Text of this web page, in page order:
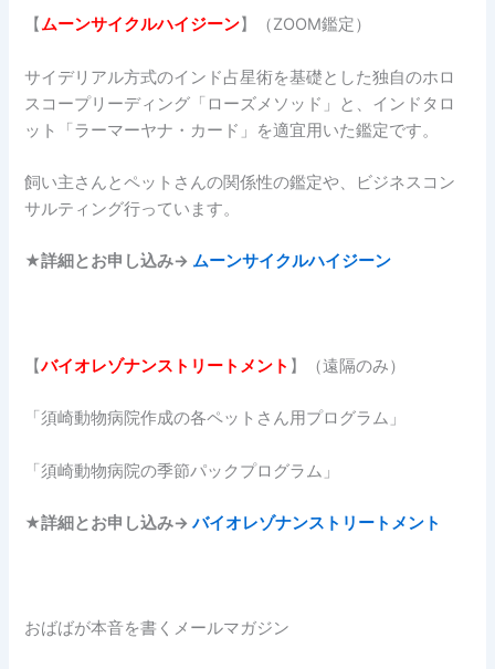
【 ムーンサイクルハイジーン】（ZOOM鑑定）
サイデリアル方式のインド占星術を基礎とした独自のホロ
スコープリーディング「ローズメソッド」と、インドタロ
ット「ラーマーヤナ・カード」を適宜用いた鑑定です。
飼い主さんとペットさんの関係性の鑑定や、ビジネスコン
サルティング行っています。
★詳細とお申し込み→ ムーンサイクルハイジーン
【バイオレゾナンストリートメント 】（遠隔のみ）
「須崎動物病院作成の各ペットさん用プログラム」
「須崎動物病院の季節パックプログラム」
★詳細とお申し込み→バイオレゾナンストリートメント
おばばが本音を書くメールマガジン